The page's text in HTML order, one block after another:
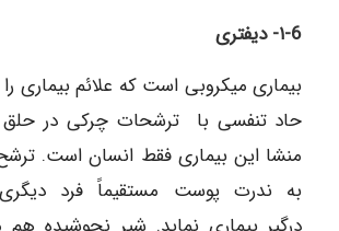
۱-6- دیفتری
بیماری میکروبی است که علائم بیماری
حاد تنفسی با ترشحات چرکی در حلق
منشا این بیماری فقط انسان است.
به ندرت پوست مستقیماً فرد